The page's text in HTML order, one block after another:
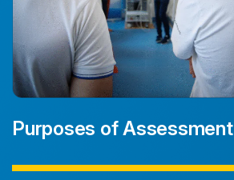
Purposes of Assessment